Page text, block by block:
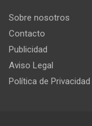
Sobre nosotros
Contacto
Publicidad
Aviso Legal
Política de Privacidad